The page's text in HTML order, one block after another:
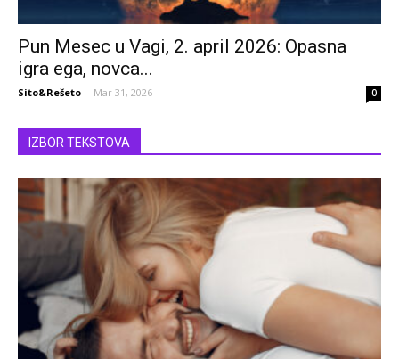
Pun Mesec u Vagi, 2. april 2026: Opasna
igra ega, novca...
Sito&Rešeto - Mar 31, 2026 0
IZBOR TEKSTOVA